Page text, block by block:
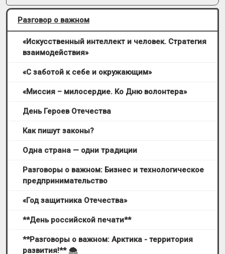
Разговор о важном
«Искусственный интеллект и человек. Стратегия
взаимодействия»
«С заботой к себе и окружающим»
«Миссия – милосердие. Ко Дню волонтера»
День Героев Отечества
Как пишут законы?
Одна страна — одни традиции
Разговоры о важном: Бизнес и технологическое
предпринимательство
«Год защитника Отечества»
**День российской печати**
**Разговоры о важном: Арктика - территория
развития!** 🌨